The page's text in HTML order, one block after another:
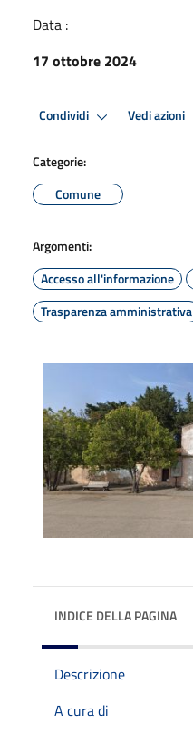
Data :
17 ottobre 2024
Condividi Vedi azioni
Categorie:
Comune
Argomenti:
Accesso all'informazione
Trasparenza amministrativa
INDICE DELLA PAGINA
Descrizione
A cura di